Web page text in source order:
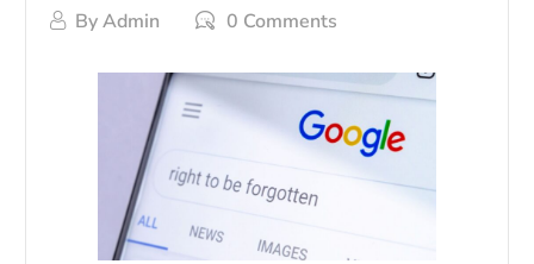
ByAdmin 0 Comments